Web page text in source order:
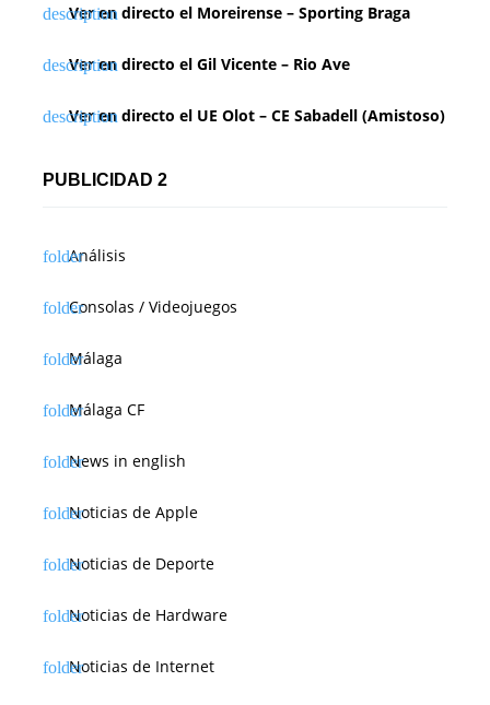
Ver en directo el Moreirense – Sporting Braga
Ver en directo el Gil Vicente – Rio Ave
Ver en directo el UE Olot – CE Sabadell (Amistoso)
PUBLICIDAD 2
Análisis
Consolas / Videojuegos
Málaga
Málaga CF
News in english
Noticias de Apple
Noticias de Deporte
Noticias de Hardware
Noticias de Internet